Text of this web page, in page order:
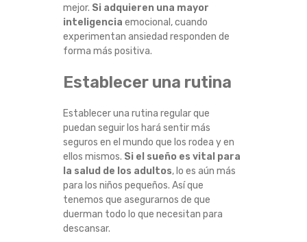
mejor. Si adquieren una mayor
inteligencia emocional, cuando
experimentan ansiedad responden de
forma más positiva.
Establecer una rutina
Establecer una rutina regular que
puedan seguir los hará sentir más
seguros en el mundo que los rodea y en
ellos mismos. Si el sueño es vital para
la salud de los adultos, lo es aún más
para los niños pequeños. Así que
tenemos que asegurarnos de que
duerman todo lo que necesitan para
descansar.